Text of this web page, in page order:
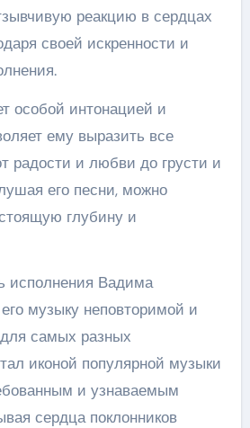
реакцию в сердцах
своей искренности и
особой интонацией и
ему выразить все
радости и любви до грусти и
его песни, можно
глубину и
исполнения Вадима
музыку неповторимой и
самых разных
иконой популярной музыки
и узнаваемым
сердца поклонников